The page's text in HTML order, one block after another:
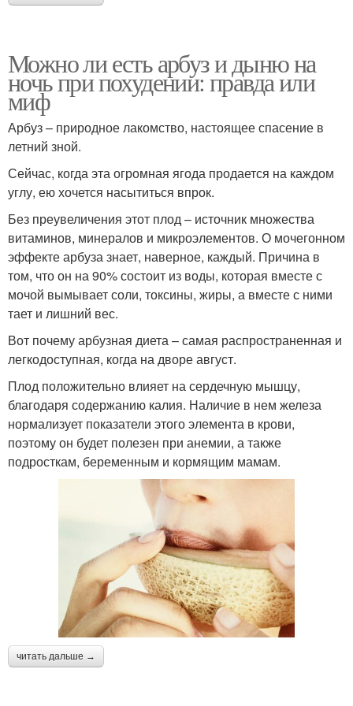
Можно ли есть арбуз и дыню на
ночь при похудении: правда или
миф
Арбуз – природное лакомство, настоящее спасение в
летний зной.
Сейчас, когда эта огромная ягода продается на каждом
углу, ею хочется насытиться впрок.
Без преувеличения этот плод – источник множества
витаминов, минералов и микроэлементов. О мочегонном
эффекте арбуза знает, наверное, каждый. Причина в
том, что он на 90% состоит из воды, которая вместе с
мочой вымывает соли, токсины, жиры, а вместе с ними
тает и лишний вес.
Вот почему арбузная диета – самая распространенная и
легкодоступная, когда на дворе август.
Плод положительно влияет на сердечную мышцу,
благодаря содержанию калия. Наличие в нем железа
нормализует показатели этого элемента в крови,
поэтому он будет полезен при анемии, а также
подросткам, беременным и кормящим мамам.
читать дальше →